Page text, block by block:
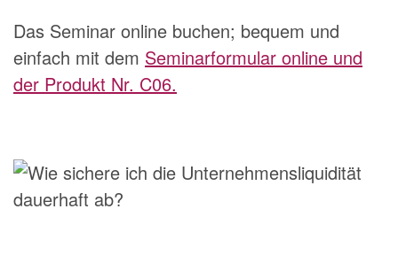
Das Seminar online buchen; bequem und
einfach mit dem Seminarformular online und
der Produkt Nr. C06.